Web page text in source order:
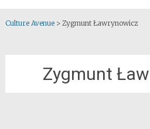
Culture Avenue> Zygmunt Ławrynowicz
Zygmunt